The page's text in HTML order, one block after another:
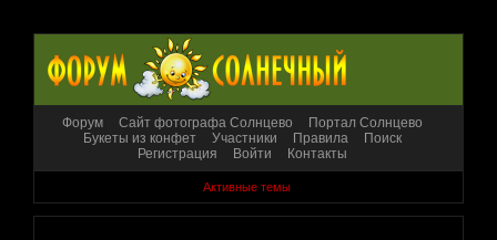
Форум Сайт фотографа Солнцево
Портал Солнцево
Букеты из конфет
Участники Правила
Поиск
Регистрация
Войти Контакты
Активные темы